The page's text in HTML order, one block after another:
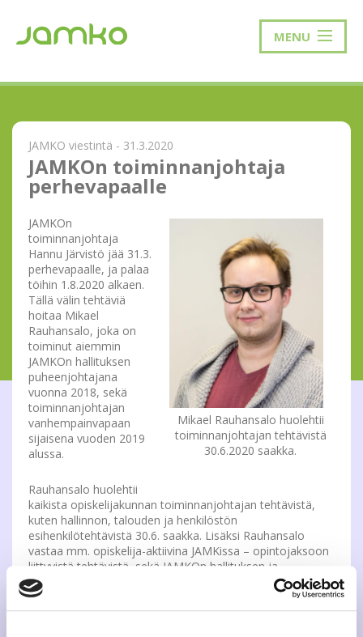
MENU
JAMKO viestintä - 31.3.2020
JAMKOn toiminnanjohtaja
perhevapaalle
Mikael Rauhansalo huolehtii
toiminnanjohtajan tehtävistä
30.6.2020 saakka.
JAMKOn
toiminnanjohtaja
Hannu Järvistö jää 31.3.
perhevapaalle, ja palaa
töihin 1.8.2020 alkaen.
Tällä välin tehtäviä
hoitaa Mikael
Rauhansalo, joka on
toiminut aiemmin
JAMKOn hallituksen
puheenjohtajana
vuonna 2018, sekä
toiminnanjohtajan
vanhempainvapaan
sijaisena vuoden 2019
alussa.
Rauhansalo huolehtii
kaikista opiskelijakunnan toiminnanjohtajan tehtävistä,
kuten hallinnon, talouden ja henkilöstön
esihenkilötehtävistä 30.6. saakka. Lisäksi Rauhansalo
vastaa mm. opiskelija-aktiivina JAMKissa – opintojaksoon
liittyvistä tehtävistä, sekä JAMKOn hallituksen ja
edustajiston tukemisesta tehtävissään. Lomakaudella
heinäkuussa yhteydenotot tarvittaessa hallituksen
puheenjohtaja Antti Paunoselle.